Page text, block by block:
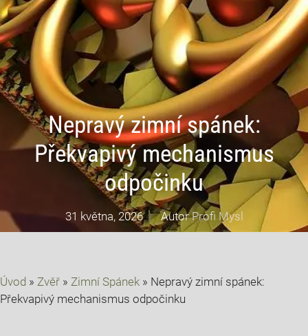
Nepravý zimní spánek:
Překvapivý mechanismus
odpočinku
31 května, 2026 AutorProfi Mysl
Úvod » Zvěř » Zimní Spánek » Nepravý zimní spánek:
Překvapivý mechanismus odpočinku